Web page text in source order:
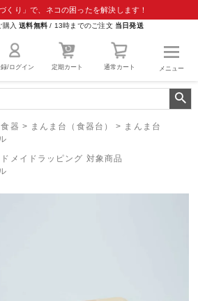
くり」で、ネコの困ったを解決します！
購入送料無料 / 13時までのご注文 当日発送
/ログイン 定期カート 通常カート メニュー
器 まんま台（食器台）
まんま台
メイドラッピング 対象商品